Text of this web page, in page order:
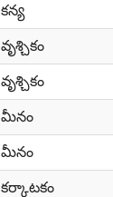
కన్య
వృశ్చికం
వృశ్చికం
మీనం
మీనం
కర్కాటకం